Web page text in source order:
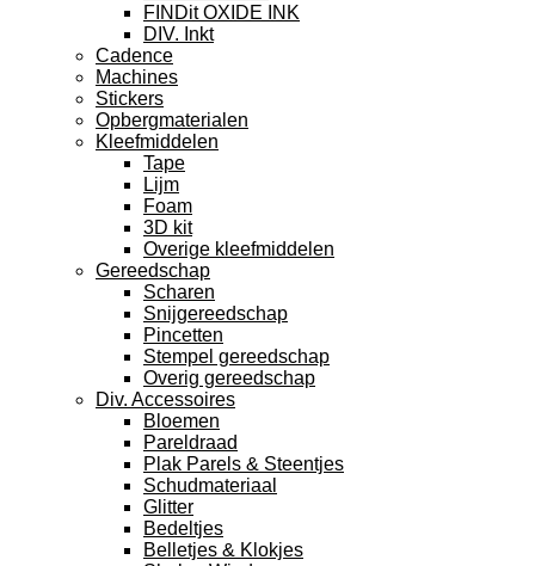
FINDit OXIDE INK
DIV. Inkt
Cadence
Machines
Stickers
Opbergmaterialen
Kleefmiddelen
Tape
Lijm
Foam
3D kit
Overige kleefmiddelen
Gereedschap
Scharen
Snijgereedschap
Pincetten
Stempel gereedschap
Overig gereedschap
Div. Accessoires
Bloemen
Pareldraad
Plak Parels & Steentjes
Schudmateriaal
Glitter
Bedeltjes
Belletjes & Klokjes